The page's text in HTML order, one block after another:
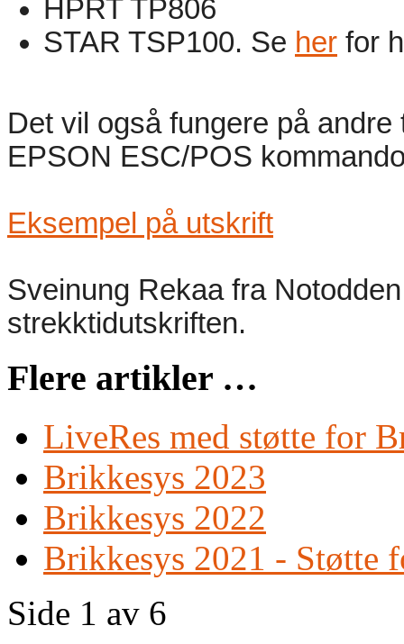
HPRT TP806
STAR TSP100. Se her for
Det vil også fungere på
EPSON ESC/POS
Eksempel på utskrift
Sveinung Rekaa fra
strekktidutskriften.
Flere artikler …
LiveRes med støtte for
Brikkesys 2023
Brikkesys 2022
Brikkesys 2021 - Støtte
Side 1 av 6